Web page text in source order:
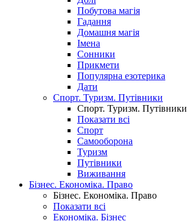
Побутова магія
Гадання
Домашня магія
Імена
Сонники
Прикмети
Популярна езотерика
Дати
Спорт. Туризм. Путівники
Спорт. Туризм. Путівники
Показати всі
Спорт
Самооборона
Туризм
Путівники
Виживання
Бізнес. Економіка. Право
Бізнес. Економіка. Право
Показати всі
Економіка. Бізнес